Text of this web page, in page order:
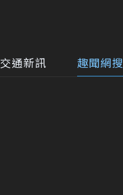
交通新訊 趣聞網搜